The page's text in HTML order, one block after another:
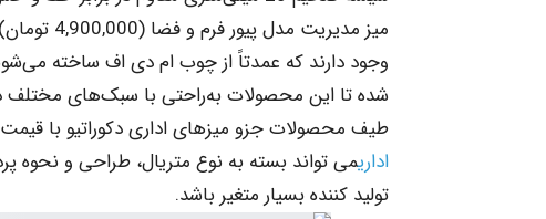
وجود دارند که عمدتاً از چوب ام دی اف ساخته
شده تا این محصولات به‌راحتی با سبک‌های مختلف
طیف محصولات جزو میزهای اداری دکوراتیو با
اداریمی تواند بسته به نوع متریال، طراحی و
تولید کننده بسیار متغیر باشد.